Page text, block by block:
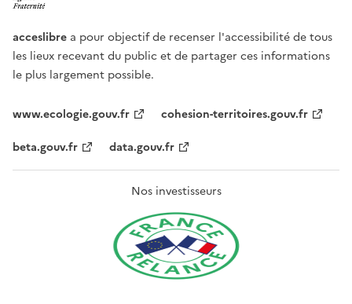
acceslibre a pour objectif de recenser l'accessibilité de tous
les lieux recevant du public et de partager ces informations
le plus largement possible.
www.ecologie.gouv.fr
cohesion-territoires.gouv.fr
beta.gouv.fr
data.gouv.fr
Nos investisseurs